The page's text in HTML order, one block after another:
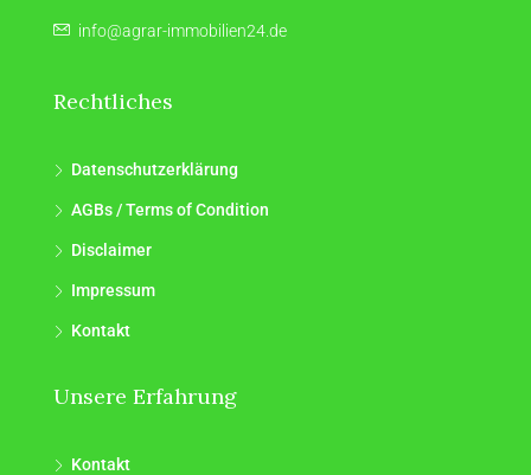
info@agrar-immobilien24.de
Rechtliches
Datenschutzerklärung
AGBs / Terms of Condition
Disclaimer
Impressum
Kontakt
Unsere Erfahrung
Kontakt